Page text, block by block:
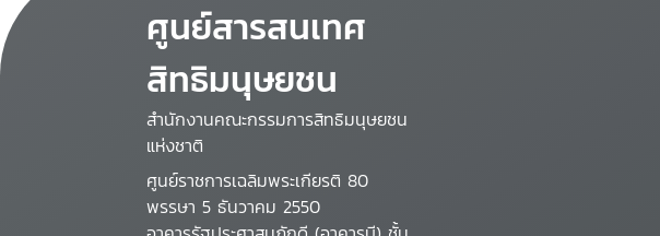
ศูนย์สารสนเทศ
สิทธิมนุษยชน
สำนักงานคณะกรรมการสิทธิมนุษยชน
แห่งชาติ
ศูนย์ราชการเฉลิมพระเกียรติ 80
พรรษา 5 ธันวาคม 2550